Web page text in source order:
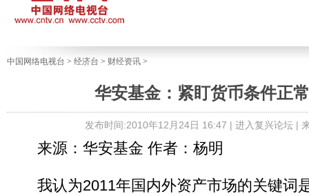
中国网络电视台 > 经济台 > 财经资讯 >
华安基金：紧盯货币条件正
发布时间:2010年12月24日 16:47 | 进入复兴论坛|
来源：华安基金 作者：杨明
我认为2011年国内外资产市场的关键词